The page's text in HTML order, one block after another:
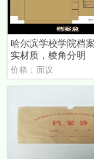
哈尔滨学校学院档
实材质，棱角分明
价格：面议